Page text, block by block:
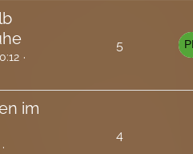
5
im
4